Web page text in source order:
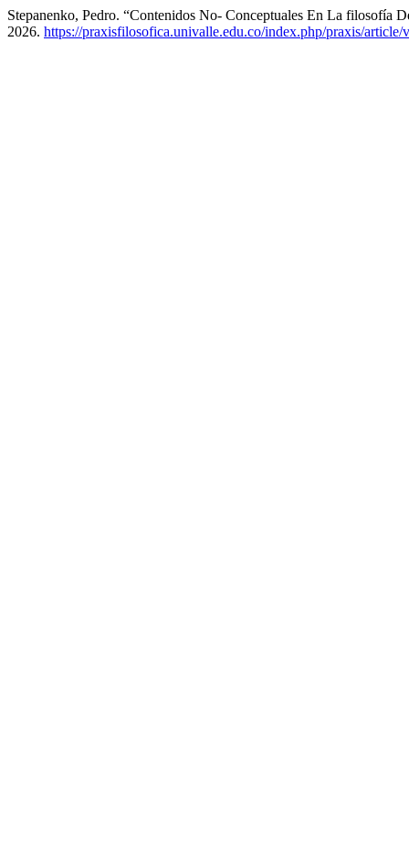
Stepanenko, Pedro. “Contenidos No- Conceptuales En La filosofía
2026. https://praxisfilosofica.univalle.edu.co/index.php/praxis/article/